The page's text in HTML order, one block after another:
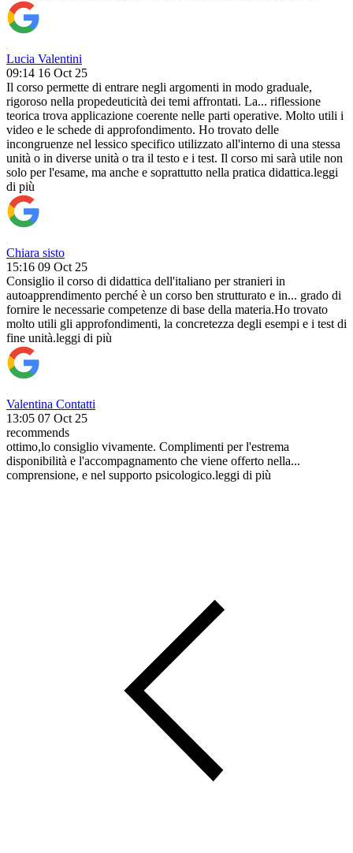
Lucia Valentini
09:14 16 Oct 25
Il corso permette di entrare negli argomenti in modo graduale,
rigoroso nella propedeuticità dei temi affrontati. La... riflessione
teorica trova applicazione coerente nelle parti operative. Molto utili i
video e le schede di approfondimento. Ho trovato delle
incongruenze nel lessico specifico utilizzato all'interno di una stessa
unità o in diverse unità o tra il testo e i test. Il corso mi sarà utile non
solo per l'esame, ma anche e soprattutto nella pratica didattica.leggi
di più
Chiara sisto
15:16 09 Oct 25
Consiglio il corso di didattica dell'italiano per stranieri in
autoapprendimento perché è un corso ben strutturato e in... grado di
fornire le necessarie competenze di base della materia.Ho trovato
molto utili gli approfondimenti, la concretezza degli esempi e i test di
fine unità.leggi di più
Valentina Contatti
13:05 07 Oct 25
recommends
ottimo,lo consiglio vivamente. Complimenti per l'estrema
disponibilità e l'accompagnamento che viene offerto nella...
comprensione, e nel supporto psicologico.leggi di più